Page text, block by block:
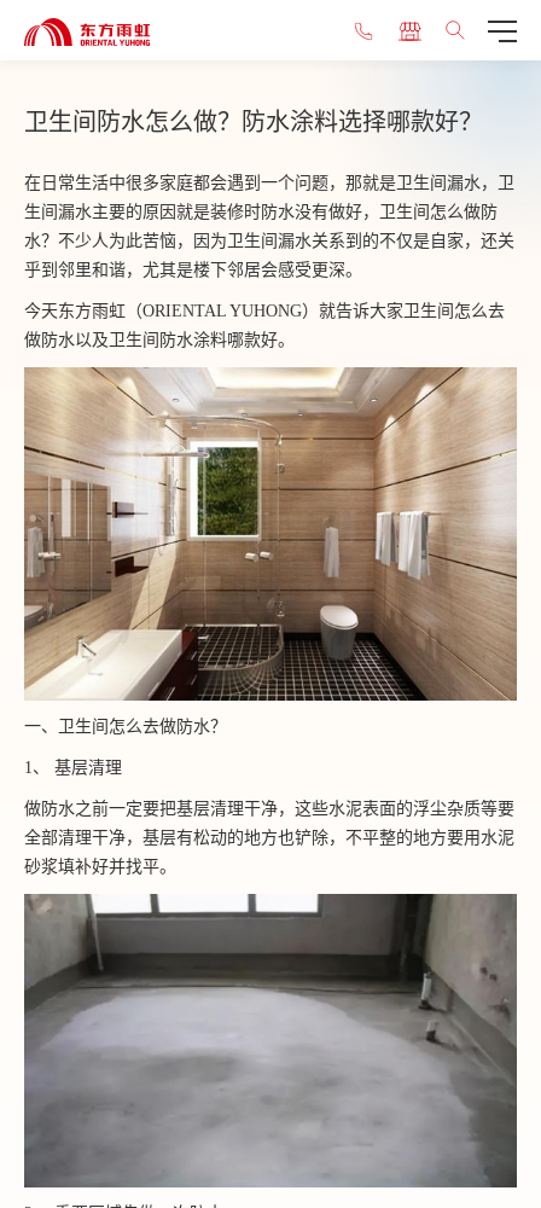
卫生间防水怎么做？防水涂料选择哪款好？
在日常生活中很多家庭都会遇到一个问题，那就是卫生间漏水，卫
生间漏水主要的原因就是装修时防水没有做好，卫生间怎么做防
水？不少人为此苦恼，因为卫生间漏水关系到的不仅是自家，还关
乎到邻里和谐，尤其是楼下邻居会感受更深。
今天东方雨虹（ORIENTAL YUHONG）就告诉大家卫生间怎么去
做防水以及卫生间防水涂料哪款好。
一、卫生间怎么去做防水？
1、 基层清理
做防水之前一定要把基层清理干净，这些水泥表面的浮尘杂质等要
全部清理干净，基层有松动的地方也铲除，不平整的地方要用水泥
砂浆填补好并找平。